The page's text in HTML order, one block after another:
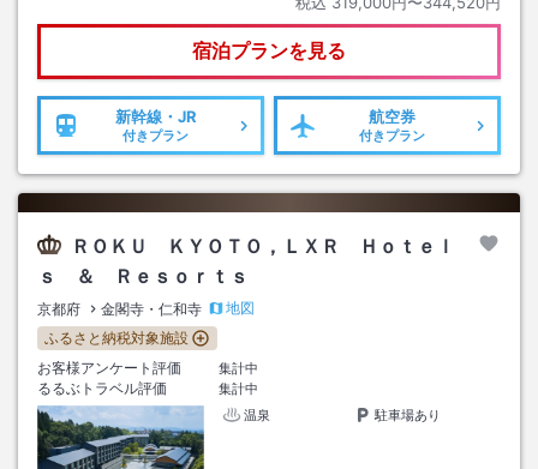
宿泊プランを見る
新幹線・JR
付きプラン
航空券
付きプラン
ＲＯＫＵ ＫＹＯＴＯ，ＬＸＲ Ｈｏｔｅｌ
ｓ ＆ Ｒｅｓｏｒｔｓ
京都府 金閣寺・仁和寺
地図
ふるさと納税対象施設
お客様アンケート評価
集計中
るるぶトラベル評価
集計中
温泉
駐車場あり